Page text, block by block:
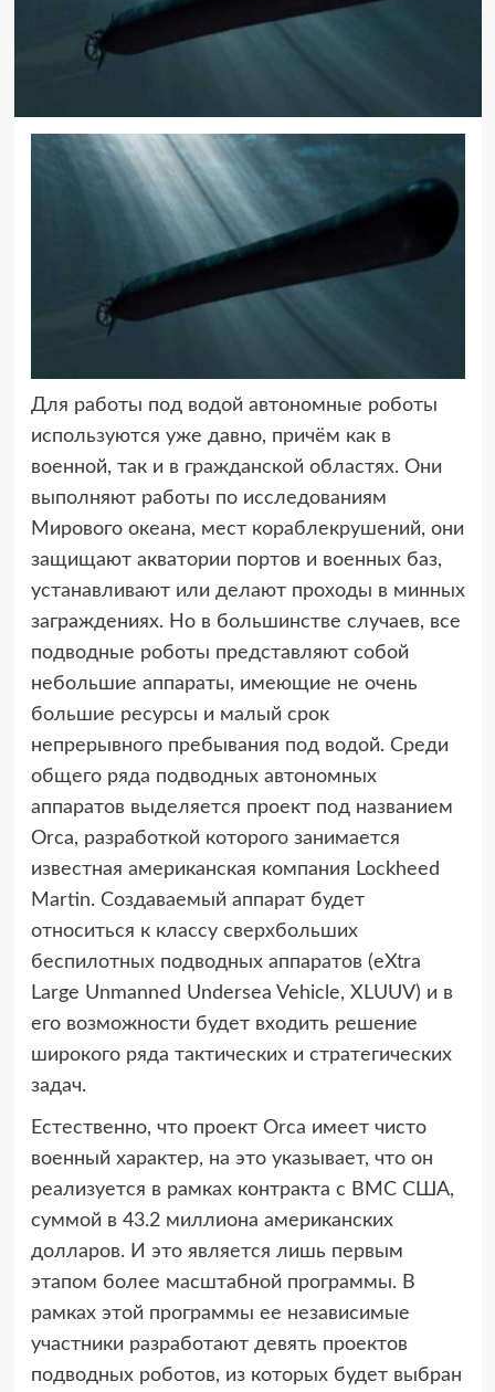
Для работы под водой автономные роботы
используются уже давно, причём как в
военной, так и в гражданской областях. Они
выполняют работы по исследованиям
Мирового океана, мест кораблекрушений, они
защищают акватории портов и военных баз,
устанавливают или делают проходы в минных
заграждениях. Но в большинстве случаев, все
подводные роботы представляют собой
небольшие аппараты, имеющие не очень
большие ресурсы и малый срок
непрерывного пребывания под водой. Среди
общего ряда подводных автономных
аппаратов выделяется проект под названием
Orca, разработкой которого занимается
известная американская компания Lockheed
Martin. Создаваемый аппарат будет
относиться к классу сверхбольших
беспилотных подводных аппаратов (eXtra
Large Unmanned Undersea Vehicle, XLUUV) и в
его возможности будет входить решение
широкого ряда тактических и стратегических
задач.
Естественно, что проект Orca имеет чисто
военный характер, на это указывает, что он
реализуется в рамках контракта с ВМС США,
суммой в 43.2 миллиона американских
долларов. И это является лишь первым
этапом более масштабной программы. В
рамках этой программы ее независимые
участники разработают девять проектов
подводных роботов, из которых будет выбран